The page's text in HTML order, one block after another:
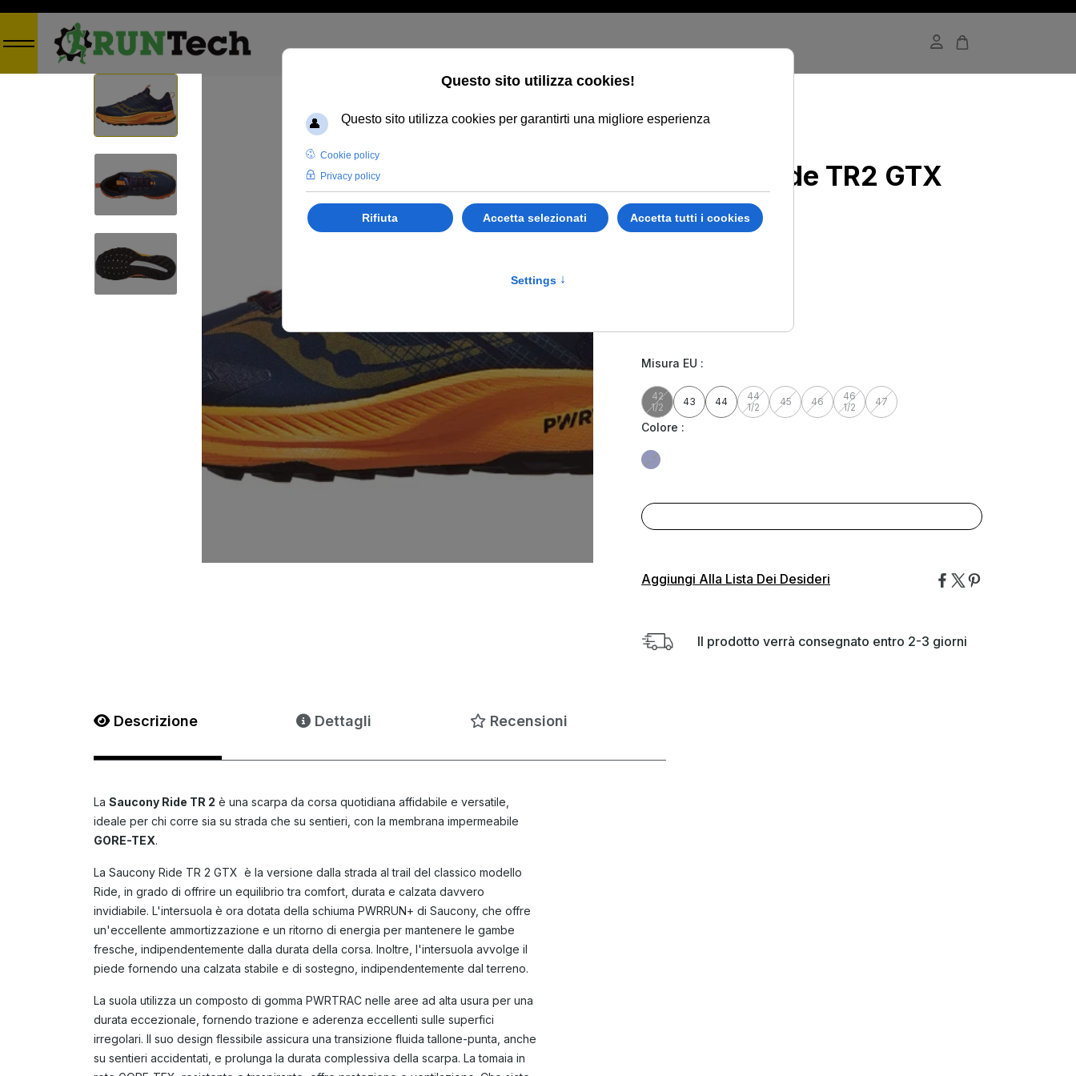
Saucony Ride TR2 GTX
€175,00€175,00
Misura EU :
42
1/2
43 44
44
1/2
45 46
46
1/2
47
Colore :
Aggiungi Alla Lista Dei Desideri
Il prodotto verrà consegnato entro 2-3 giorni
Descrizione Dettagli Recensioni
La Saucony Ride TR 2 è una scarpa da corsa quotidiana affidabile e versatile,
ideale per chi corre sia su strada che su sentieri, con la membrana impermeabile
GORE-TEX.
La Saucony Ride TR 2 GTX è la versione dalla strada al trail del classico modello
Ride, in grado di offrire un equilibrio tra comfort, durata e calzata davvero
invidiabile. L'intersuola è ora dotata della schiuma PWRRUN+ di Saucony, che offre
un'eccellente ammortizzazione e un ritorno di energia per mantenere le gambe
fresche, indipendentemente dalla durata della corsa. Inoltre, l'intersuola avvolge il
piede fornendo una calzata stabile e di sostegno, indipendentemente dal terreno.
La suola utilizza un composto di gomma PWRTRAC nelle aree ad alta usura per una
durata eccezionale, fornendo trazione e aderenza eccellenti sulle superfici
irregolari. Il suo design flessibile assicura una transizione fluida tallone-punta, anche
su sentieri accidentati, e prolunga la durata complessiva della scarpa. La tomaia in